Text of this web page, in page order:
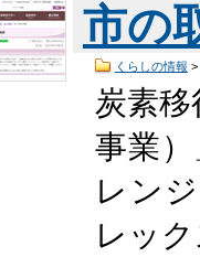
市の
くらしの情報 >
炭素
事業
レン
レッ